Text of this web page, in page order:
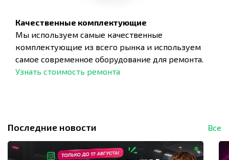
Качественные комплектующие
Мы используем самые качественные
комплектующие из всего рынка и используем
самое современное оборудование для ремонта.
Узнать стоимость ремонта
Последние новости Все